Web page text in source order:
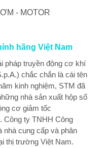
hãng Việt Nam
pháp truyền động cơ khí
chắc chắn là cái tên
kinh nghiệm, STM đã
nhà sản xuất hộp số
cơ giảm tốc
Công ty TNHH Công
nhà cung cấp và phân
thị trường Việt Nam.
- MOTOR